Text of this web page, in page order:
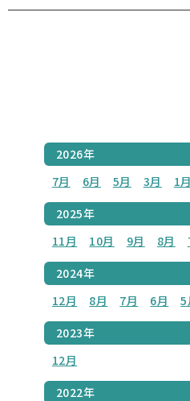
2026年
7月
6月 5月 3月
1月
2025年
11月
10月 9月 8月
2024年
12月
8月 7月 6月 5
2023年
12月
2022年